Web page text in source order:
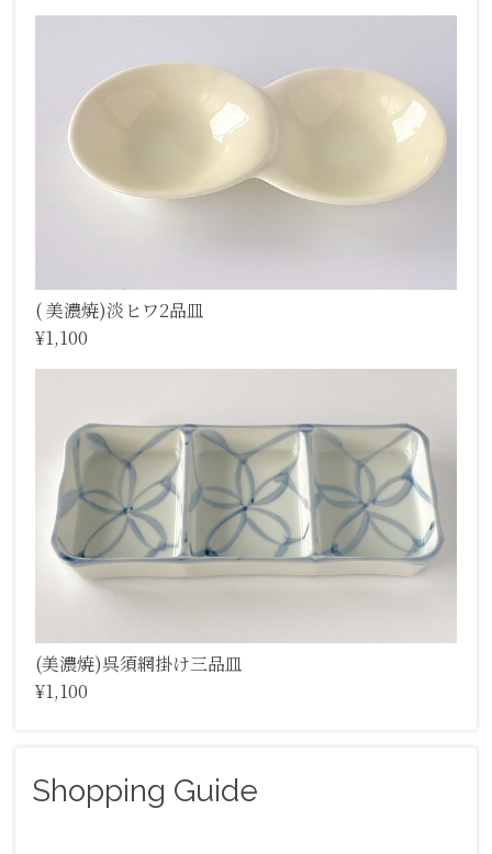
( 美濃焼)淡ヒワ2品皿
¥1,100
(美濃焼)呉須網掛け三品皿
¥1,100
Shopping Guide